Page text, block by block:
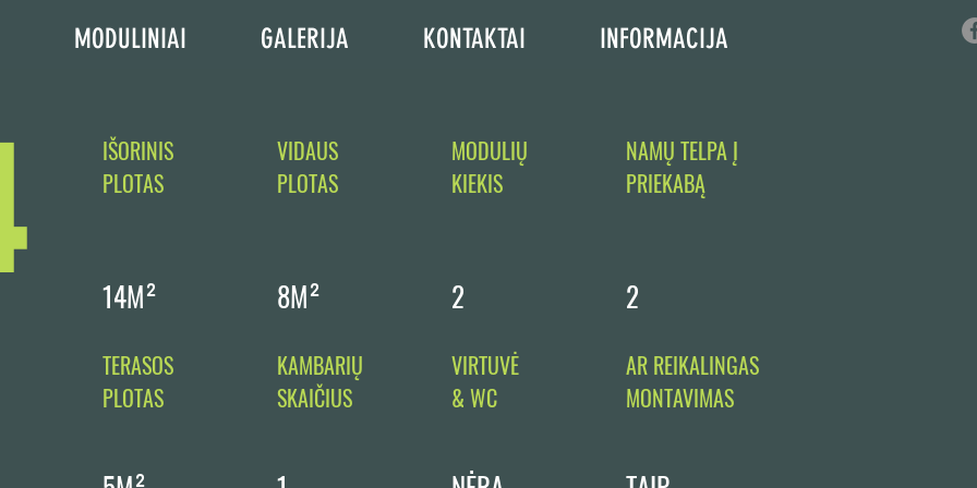
MODULINIAI GALERIJA KONTAKTAI INFORMACIJA
IŠORINIS
PLOTAS
VIDAUS
PLOTAS
MODULIŲ
KIEKIS
NAMŲ TELPA Į
PRIEKABĄ
14M² 8M² 2 2
TERASOS
PLOTAS
KAMBARIŲ
SKAIČIUS
VIRTUVĖ
& WC
AR REIKALINGAS
MONTAVIMAS